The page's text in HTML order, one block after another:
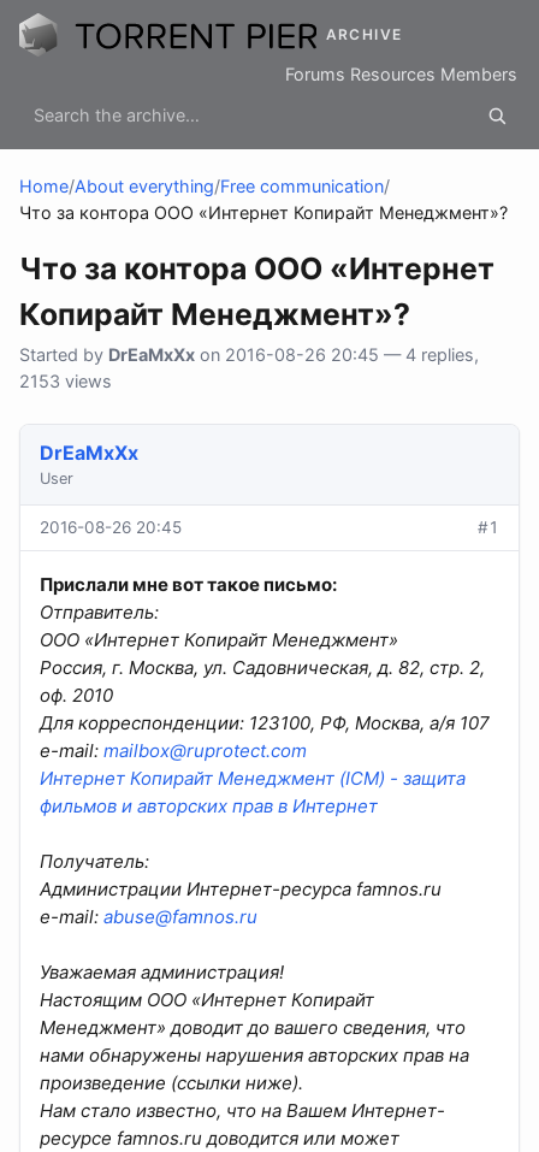
ARCHIVE
Forums Resources Members
Home/About everything/Free communication/
Что за контора ООО «Интернет Копирайт Менеджмент»?
Что за контора ООО «Интернет
Копирайт Менеджмент»?
Started by DrEaMxXx on 2016-08-26 20:45 — 4 replies,
2153 views
DrEaMxXx
User
2016-08-26 20:45 #1
Прислали мне вот такое письмо:
Отправитель:
ООО «Интернет Копирайт Менеджмент»
Россия, г. Москва, ул. Садовническая, д. 82, стр. 2,
оф. 2010
Для корреспонденции: 123100, РФ, Москва, а/я 107
e-mail: mailbox@ruprotect.com
Интернет Копирайт Менеджмент (ICM) - защита
фильмов и авторских прав в Интернет
Получатель:
Администрации Интернет-ресурса famnos.ru
e-mail: abuse@famnos.ru
Уважаемая администрация!
Настоящим ООО «Интернет Копирайт
Менеджмент» доводит до вашего сведения, что
нами обнаружены нарушения авторских прав на
произведение (ссылки ниже).
Нам стало известно, что на Вашем Интернет-
ресурсе famnos.ru доводится или может